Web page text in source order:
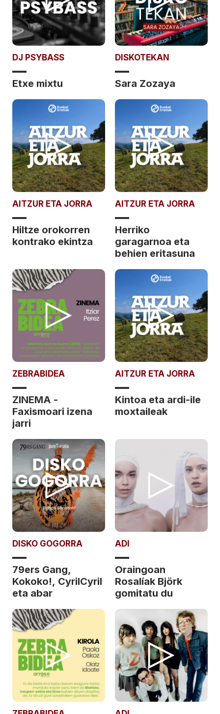
DJ PSYBASS
Etxe mixtu
DISKOTEKAN
Sara Zozaya
AITZUR ETA JORRA
Hiltze orokorren
kontrako ekintza
AITZUR ETA JORRA
Herriko
garagarnoa eta
behien eritasuna
ZEBRABIDEA
ZINEMA -
Faxismoari izena
jarri
AITZUR ETA JORRA
Kintoa eta ardi-ile
moxtaileak
DISKO GOGORRA
79ers Gang,
Kokoko!, CyrilCyril
eta abar
ADI
Oraingoan
Rosalíak Björk
gomitatu du